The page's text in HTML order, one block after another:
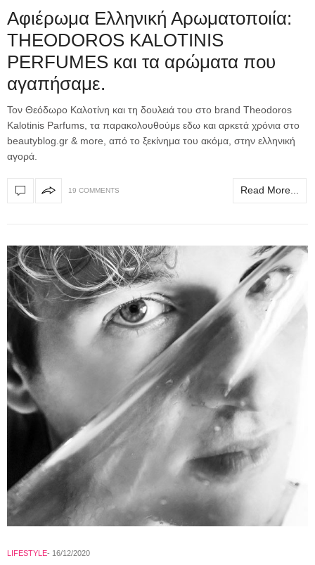
Αφιέρωμα Ελληνική Αρωματοποιία:
ΤΗΕΟDOROS KALOTINIS
PERFUMES και τα αρώματα που
αγαπήσαμε.
Τον Θεόδωρο Καλοτίνη και τη δουλειά του στο brand Theodoros
Kalotinis Parfums, τα παρακολουθούμε εδω και αρκετά χρόνια στο
beautyblog.gr & more, από το ξεκίνημα του ακόμα, στην ελληνική
αγορά.
19 COMMENTS Read More...
LIFESTYLE 16/12/2020